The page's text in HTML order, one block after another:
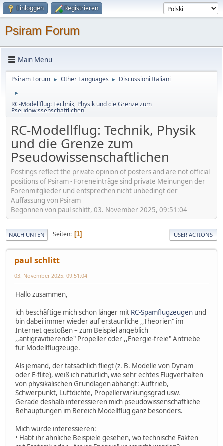
Einloggen Registrieren
Psiram Forum
Main Menu
Psiram Forum ► Other Languages ► Discussioni Italiani
►
RC-Modellflug: Technik, Physik und die Grenze zum
Pseudowissenschaftlichen
RC-Modellflug: Technik, Physik
und die Grenze zum
Pseudowissenschaftlichen
Postings reflect the private opinion of posters and are not official
positions of Psiram - Foreneinträge sind private Meinungen der
Forenmitglieder und entsprechen nicht unbedingt der
Auffassung von Psiram
Begonnen von paul schlitt, 03. November 2025, 09:51:04
NACH UNTEN Seiten 1 USER ACTIONS
paul schlitt
03. November 2025, 09:51:04
Hallo zusammen,
ich beschäftige mich schon länger mit RC-Spamflugzeugen und
bin dabei immer wieder auf erstaunliche ,,Theorien" im
Internet gestoßen – zum Beispiel angeblich
,,antigravitierende" Propeller oder ,,Energie-freie" Antriebe
für Modellflugzeuge.
Als jemand, der tatsächlich fliegt (z. B. Modelle von Dynam
oder E-flite), weiß ich natürlich, wie sehr echtes Flugverhalten
von physikalischen Grundlagen abhängt: Auftrieb,
Schwerpunkt, Luftdichte, Propellerwirkungsgrad usw.
Gerade deshalb interessieren mich pseudowissenschaftliche
Behauptungen im Bereich Modellflug ganz besonders.
Mich würde interessieren:
• Habt ihr ähnliche Beispiele gesehen, wo technische Fakten